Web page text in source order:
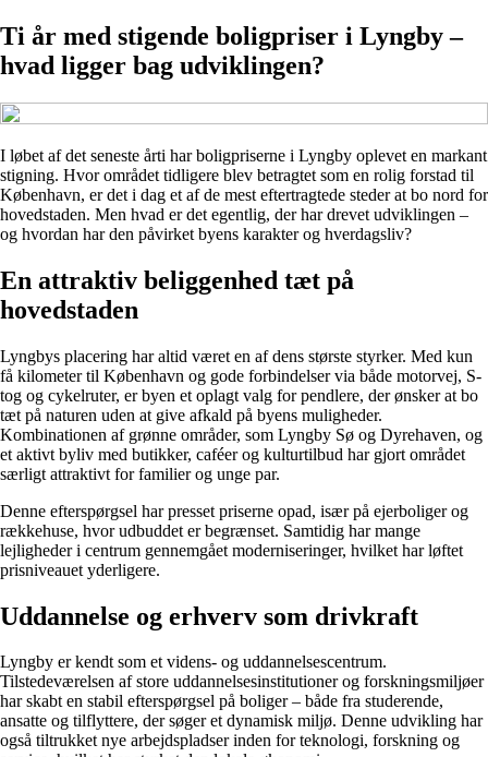
Ti år med stigende boligpriser i Lyngby –
hvad ligger bag udviklingen?
I løbet af det seneste årti har boligpriserne i Lyngby oplevet en markant
stigning. Hvor området tidligere blev betragtet som en rolig forstad til
København, er det i dag et af de mest eftertragtede steder at bo nord for
hovedstaden. Men hvad er det egentlig, der har drevet udviklingen –
og hvordan har den påvirket byens karakter og hverdagsliv?
En attraktiv beliggenhed tæt på
hovedstaden
Lyngbys placering har altid været en af dens største styrker. Med kun
få kilometer til København og gode forbindelser via både motorvej, S-
tog og cykelruter, er byen et oplagt valg for pendlere, der ønsker at bo
tæt på naturen uden at give afkald på byens muligheder.
Kombinationen af grønne områder, som Lyngby Sø og Dyrehaven, og
et aktivt byliv med butikker, caféer og kulturtilbud har gjort området
særligt attraktivt for familier og unge par.
Denne efterspørgsel har presset priserne opad, især på ejerboliger og
rækkehuse, hvor udbuddet er begrænset. Samtidig har mange
lejligheder i centrum gennemgået moderniseringer, hvilket har løftet
prisniveauet yderligere.
Uddannelse og erhverv som drivkraft
Lyngby er kendt som et videns- og uddannelsescentrum.
Tilstedeværelsen af store uddannelsesinstitutioner og forskningsmiljøer
har skabt en stabil efterspørgsel på boliger – både fra studerende,
ansatte og tilflyttere, der søger et dynamisk miljø. Denne udvikling har
også tiltrukket nye arbejdspladser inden for teknologi, forskning og